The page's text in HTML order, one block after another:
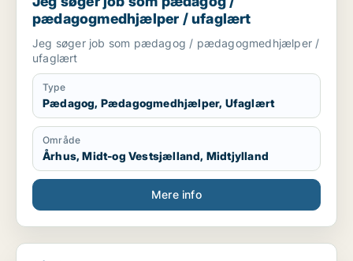
pædagogmedhjælper / ufaglært
Jeg søger job som pædagog / pædagogmedhjælper /
ufaglært
Type
Pædagog, Pædagogmedhjælper, Ufaglært
Område
Århus, Midt-og Vestsjælland, Midtjylland
Mere info